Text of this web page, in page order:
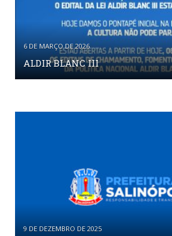
6 DE MARÇO DE 2026
ALDIR BLANC III
9 DE DEZEMBRO DE 2025